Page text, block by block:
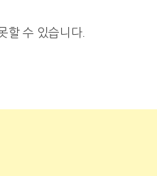
할 수 있습니다.